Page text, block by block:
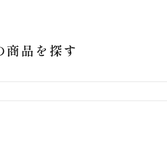
商品を探す